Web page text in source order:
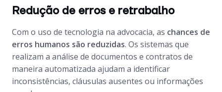
Redução de erros e retrabalho
Com o uso de tecnologia na advocacia, as chances de
erros humanos são reduzidas. Os sistemas que
realizam a análise de documentos e contratos de
maneira automatizada ajudam a identificar
inconsistências, cláusulas ausentes ou informações